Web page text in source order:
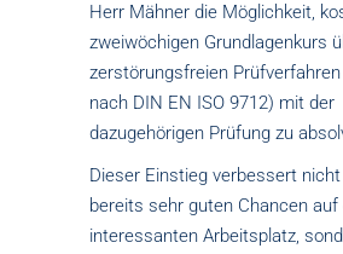
Herr Mähner die Möglichkeit,
zweiwöchigen Grundlagenkurs
zerstörungsfreien Prüfverfahren
nach DIN EN ISO 9712) mit der
dazugehörigen Prüfung zu
Dieser Einstieg verbessert
bereits sehr guten Chancen auf
interessanten Arbeitsplatz,